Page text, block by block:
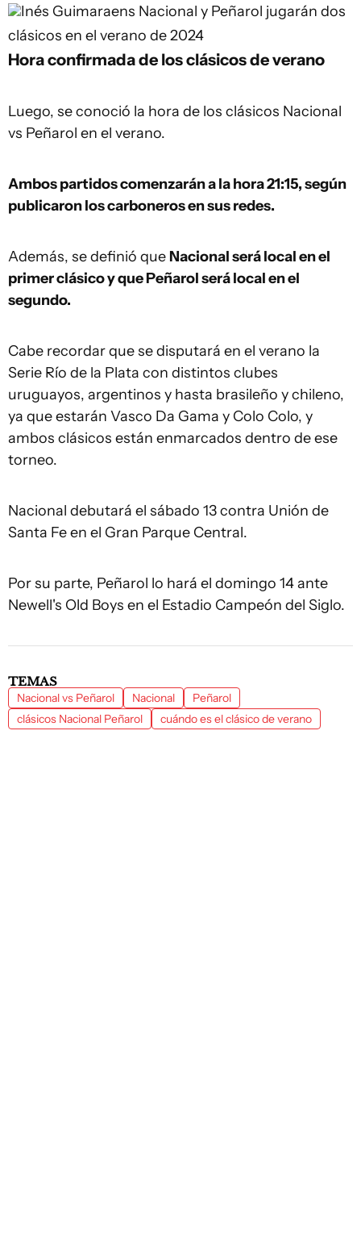
Inés Guimaraens Nacional y Peñarol jugarán dos
clásicos en el verano de 2024
Hora confirmada de los clásicos de verano
Luego, se conoció la hora de los clásicos Nacional
vs Peñarol en el verano.
Ambos partidos comenzarán a la hora 21:15, según
publicaron los carboneros en sus redes.
Además, se definió que Nacional será local en el
primer clásico y que Peñarol será local en el
segundo.
Cabe recordar que se disputará en el verano la
Serie Río de la Plata con distintos clubes
uruguayos, argentinos y hasta brasileño y chileno,
ya que estarán Vasco Da Gama y Colo Colo, y
ambos clásicos están enmarcados dentro de ese
torneo.
Nacional debutará el sábado 13 contra Unión de
Santa Fe en el Gran Parque Central.
Por su parte, Peñarol lo hará el domingo 14 ante
Newell's Old Boys en el Estadio Campeón del Siglo.
TEMAS
Nacional vs Peñarol Nacional
Peñarol
clásicos Nacional Peñarol
cuándo es el clásico de verano